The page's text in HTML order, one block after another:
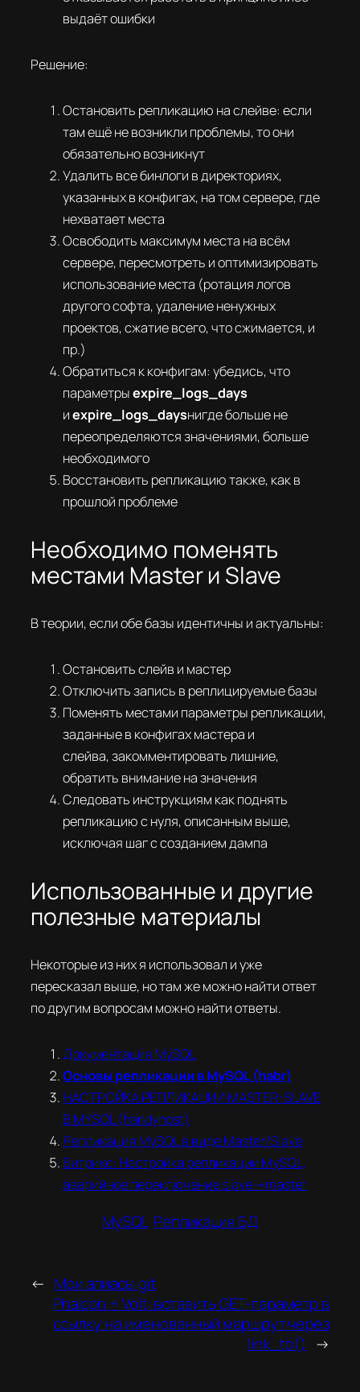
выдаёт ошибки
Решение:
Остановить репликацию на слейве: если
там ещё не возникли проблемы, то они
обязательно возникнут
Удалить все бинлоги в директориях,
указанных в конфигах, на том сервере, где
нехватает места
Освободить максимум места на всём
сервере, пересмотреть и оптимизировать
использование места (ротация логов
другого софта, удаление ненужных
проектов, сжатие всего, что сжимается, и
пр.)
Обратиться к конфигам: убедись, что
параметрыexpire_logs_days
иexpire_logs_daysнигде больше не
переопределяются значениями, больше
необходимого
Восстановить репликацию также, как в
прошлой проблеме
Необходимо поменять
местами Master и Slave
В теории, если обе базы идентичны и актуальны:
Остановить слейв и мастер
Отключить запись в реплицируемые базы
Поменять местами параметры репликации,
заданные в конфигах мастера и
слейва, закомментировать лишние,
обратить внимание на значения
Следовать инструкциям как поднять
репликацию с нуля, описанным выше,
исключая шаг с созданием дампа
Использованные и другие
полезные материалы
Некоторые из них я использовал и уже
пересказал выше, но там же можно найти ответ
по другим вопросам можно найти ответы.
Документация MySQL
Основы репликации в MySQL (habr)
НАСТРОЙКА РЕПЛИКАЦИИ MASTER-SLAVE
В MYSQL (handyhost)
Репликация MySQL в виде Master/Slave
Битрикс: Настройка репликации MySQL,
аварийное переключение slave->master
MySQL Репликация БД
← Мои алиасы git
Phalcon + Volt: вставить GET-параметр в
ссылку на именованный маршрут через
link_to()
→